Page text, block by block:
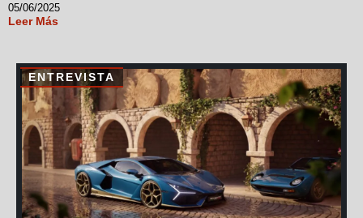
05/06/2025
Leer Más
ENTREVISTA